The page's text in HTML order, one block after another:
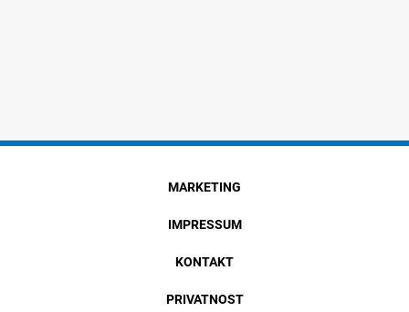
MARKETING
IMPRESSUM
KONTAKT
PRIVATNOST